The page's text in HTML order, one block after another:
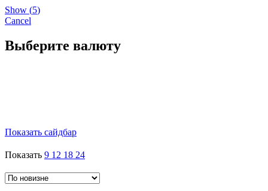
Show (5)
Cancel
Выберите валюту
Показать сайдбар
Показать 9 12 18 24